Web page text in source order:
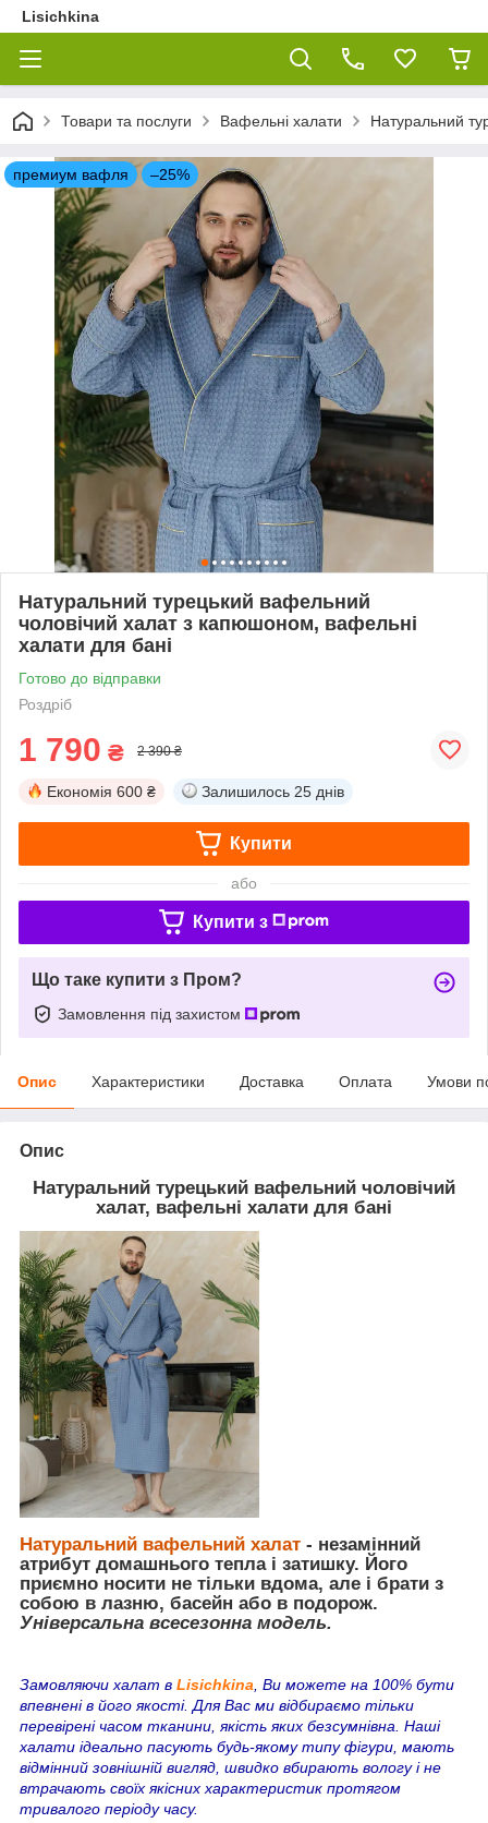
Lisichkina
Товари та послуги Вафельні халати Натуральний
премиум вафля –25%
Натуральний турецький вафельний
чоловічий халат з капюшоном, вафельні
халати для бані
Готово до відправки
Роздріб
1 790 ₴ 2 390 ₴
Економія 600 ₴ Залишилось 25 днів
Купити
або
Купити з
Що таке купити з Пром?
Замовлення під захистом
Опис Характеристики Доставка Оплата Умови
Опис
Натуральний турецький вафельний чоловічий
халат, вафельні халати для бані
Натуральний вафельний халат - незамінний
атрибут домашнього тепла і затишку. Його
приємно носити не тільки вдома, але і брати з
собою в лазню, басейн або в подорож.
Універсальна всесезонна модель.
Замовляючи халат в Lisichkina, Ви можете на 100% бути
впевнені в його якості. Для Вас ми відбираємо тільки
перевірені часом тканини, якість яких безсумнівна. Наші
халати ідеально пасують будь-якому типу фігури, мають
відмінний зовнішній вигляд, швидко вбирають вологу і не
втрачають своїх якісних характеристик протягом
тривалого періоду часу.